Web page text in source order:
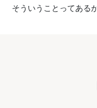
そういうことってある